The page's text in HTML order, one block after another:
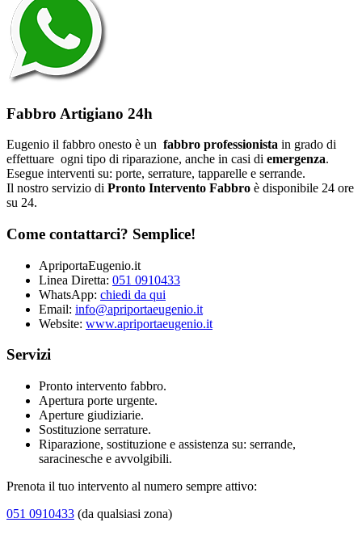
Fabbro Artigiano 24h
Eugenio il fabbro onesto è un fabbro professionista in grado di
effettuare ogni tipo di riparazione, anche in casi di emergenza.
Esegue interventi su: porte, serrature, tapparelle e serrande.
Il nostro servizio di Pronto Intervento Fabbro è disponibile 24 ore
su 24.
Come contattarci? Semplice!
ApriportaEugenio.it
Linea Diretta: 051 0910433
WhatsApp: chiedi da qui
Email: info@apriportaeugenio.it
Website: www.apriportaeugenio.it
Servizi
Pronto intervento fabbro.
Apertura porte urgente.
Aperture giudiziarie.
Sostituzione serrature.
Riparazione, sostituzione e assistenza su: serrande,
saracinesche e avvolgibili.
Prenota il tuo intervento al numero sempre attivo:
051 0910433 (da qualsiasi zona)